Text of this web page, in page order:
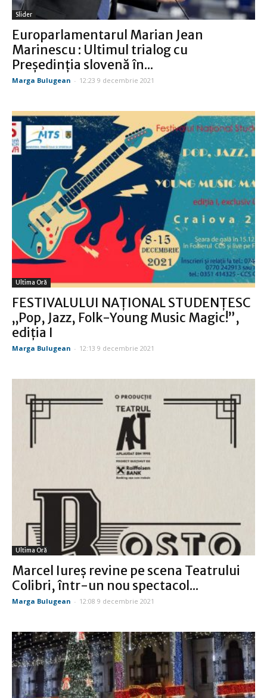
Slider
Europarlamentarul Marian Jean
Marinescu : Ultimul trialog cu
Președinția slovenă în...
Marga Bulugean - 12:23 9 decembrie 2021
Ultima Oră
FESTIVALULUI NAȚIONAL STUDENȚESC
„Pop, Jazz, Folk-Young Music Magic!”,
ediţia I
Marga Bulugean - 12:13 9 decembrie 2021
Ultima Oră
Marcel Iureș revine pe scena Teatrului
Colibri, într-un nou spectacol...
Marga Bulugean - 12:08 9 decembrie 2021